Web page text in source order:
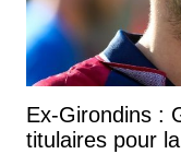
Ex-Girondins :
titulaires pour